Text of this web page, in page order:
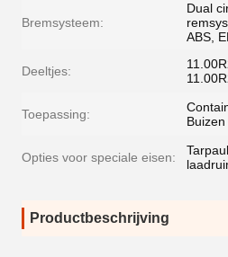
Bremsysteem:
Dual
ABS,
Deeltjes:
Toepassing:
Opties voor speciale eisen:
Productbeschrijving